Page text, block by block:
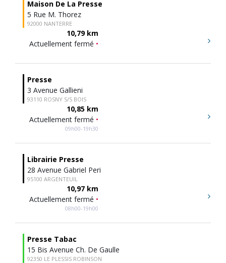
Maison De La Presse
5 Rue M. Thorez
92000 NANTERRE
10,79 km
Actuellement fermé •
Presse
3 Avenue Gallieni
93110 ROSNY S/S BOIS
10,85 km
Actuellement fermé •
09h00-19h30
Librairie Presse
28 Avenue Gabriel Peri
95100 ARGENTEUIL
10,97 km
Actuellement fermé •
08h00-19h00
Presse Tabac
15 Bis Avenue Ch. De Gaulle
92350 LE PLESSIS ROBINSON